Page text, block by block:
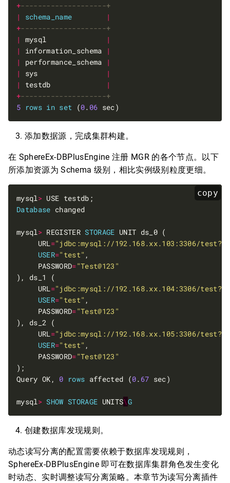
+
|
schema_name
|
+
|
mysql
|
|
information_schema
|
|
performance_schema
|
|
sys
|
|
testdb
|
+
5 rows in set (0. 06
添加数据源，完成集群构建。
在 SphereEx-DBPlusEngine 注册 MGR 的各个节点。以下
所添加资源为 Schema 级别，相比实例级别粒度更细。
copy
mysql>
Database
mysql> REGISTER STORAGE
     URL
="jdbc:mysql://192.168.xx.103:3306/
USER="test"
     PASSWORD
="Test@123"
     URL
="jdbc:mysql://192.168.xx.104:3306/
USER="test"
     PASSWORD
="Test@123"
     URL
="jdbc:mysql://192.168.xx.105:3306/
USER="test"
     PASSWORD
="Test@123"
Query OK, 0 rows affected (0. 67
mysql> SHOW STORAGE UNITS\G
创建数据库发现规则。
动态读写分离的配置需要依赖于数据库发现规则，
SphereEx-DBPlusEngine 即可在数据库集群角色发生变化
时动态、实时调整读写分离策略。本章节为读写分离插件